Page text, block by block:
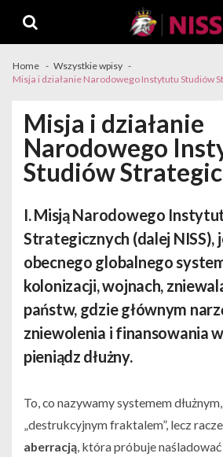
navigation
content
Home
Wszystkie wpisy
Misja i działanie Narodowego Instytutu Studiów
Misja i działanie
Narodowego
Studiów
I. Misją Narodowego
Strategicznych (dalej NISS),
obecnego globalnego
kolonizacji, wojnach,
państw, gdzie głównym
zniewolenia i finansowania
pieniądz dłużny.
To, co nazywamy systemem
„destrukcyjnym fraktalem”, lecz
aberracją, która próbuje